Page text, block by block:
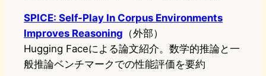
SPICE: Self-Play In Corpus Environments
Improves Reasoning （外部）
Hugging Faceによる論文紹介。数学的推論と一
般推論ベンチマークでの性能評価を要約